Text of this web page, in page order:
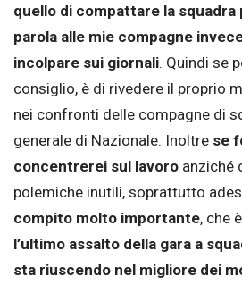
quello di compattare la
parola alle mie compagne
incolpare sui giornali. Quindi se
consiglio, è di rivedere il proprio
nei confronti delle compagne di
generale di Nazionale. Inoltre se
concentrerei sul lavoro anziché
polemiche inutili, soprattutto
compito molto importante, che è
l’ultimo assalto della gara a
sta riuscendo nel migliore dei